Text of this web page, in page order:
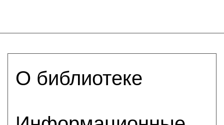
О библиотеке